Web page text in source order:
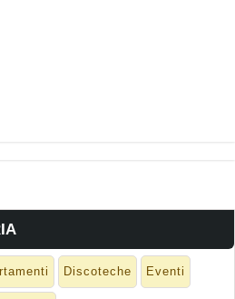
Discoteche Eventi